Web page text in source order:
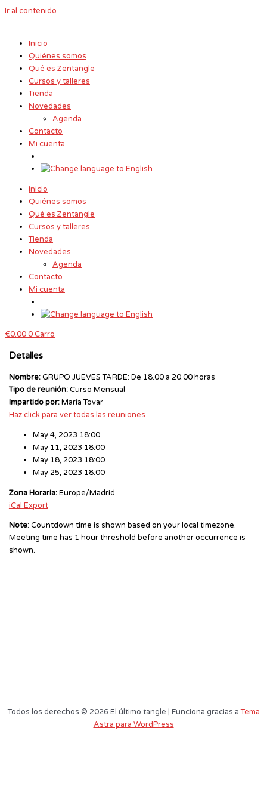
Ir al contenido
Inicio
Quiénes somos
Qué es Zentangle
Cursos y talleres
Tienda
Novedades
Agenda
Contacto
Mi cuenta
Inicio
Quiénes somos
Qué es Zentangle
Cursos y talleres
Tienda
Novedades
Agenda
Contacto
Mi cuenta
€0.000Carro
Detalles
Nombre:GRUPO JUEVES TARDE: De 18.00 a 20.00 horas
Tipo de reunión:Curso Mensual
Impartido por:María Tovar
Haz click para ver todas las reuniones
May 4, 2023 18:00
May 11, 2023 18:00
May 18, 2023 18:00
May 25, 2023 18:00
Zona Horaria:Europe/Madrid
iCal Export
Note: Countdown time is shown based on your local timezone.
Meeting time has 1 hour threshold before another occurrence is
shown.
Todos los derechos © 2026 El último tangle | Funciona gracias aTema
Astra para WordPress